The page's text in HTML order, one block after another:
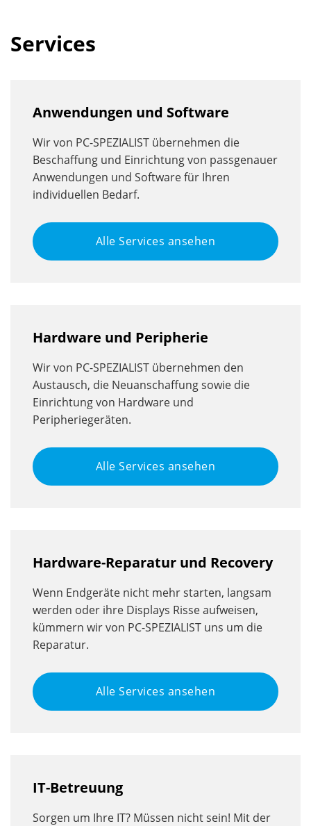
Services
Anwendungen und Software
Wir von PC-SPEZIALIST übernehmen die
Beschaffung und Einrichtung von passgenauer
Anwendungen und Software für Ihren
individuellen Bedarf.
Alle Services ansehen
Hardware und Peripherie
Wir von PC-SPEZIALIST übernehmen den
Austausch, die Neuanschaffung sowie die
Einrichtung von Hardware und
Peripheriegeräten.
Alle Services ansehen
Hardware-Reparatur und Recovery
Wenn Endgeräte nicht mehr starten, langsam
werden oder ihre Displays Risse aufweisen,
kümmern wir von PC-SPEZIALIST uns um die
Reparatur.
Alle Services ansehen
IT-Betreuung
Sorgen um Ihre IT? Müssen nicht sein! Mit der